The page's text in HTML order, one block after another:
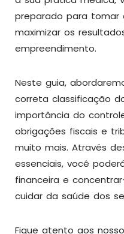
preparado para tomar
maximizar os
empreendimento.
Neste guia,
correta classificação
importância do
obrigações fiscais e
muito mais. Através
essenciais, você
financeira e
cuidar da saúde dos
Fique atento aos